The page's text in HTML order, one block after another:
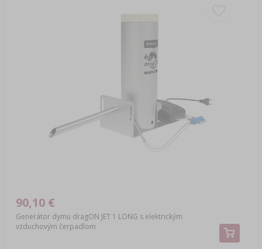
Generátor dymu dragON JET 1 LONG s elektrickým
vzduchovým čerpadlom
90,10 €